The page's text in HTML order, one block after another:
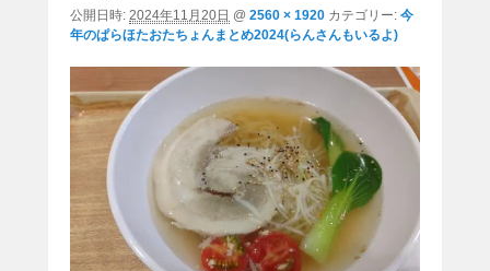
ビ
ー
ョ
ン
公開日時: 2024年11月20日 @ 2560 × 1920 カテゴリー: 今
年のぱらほたおたちょんまとめ2024(らんさんもいるよ)